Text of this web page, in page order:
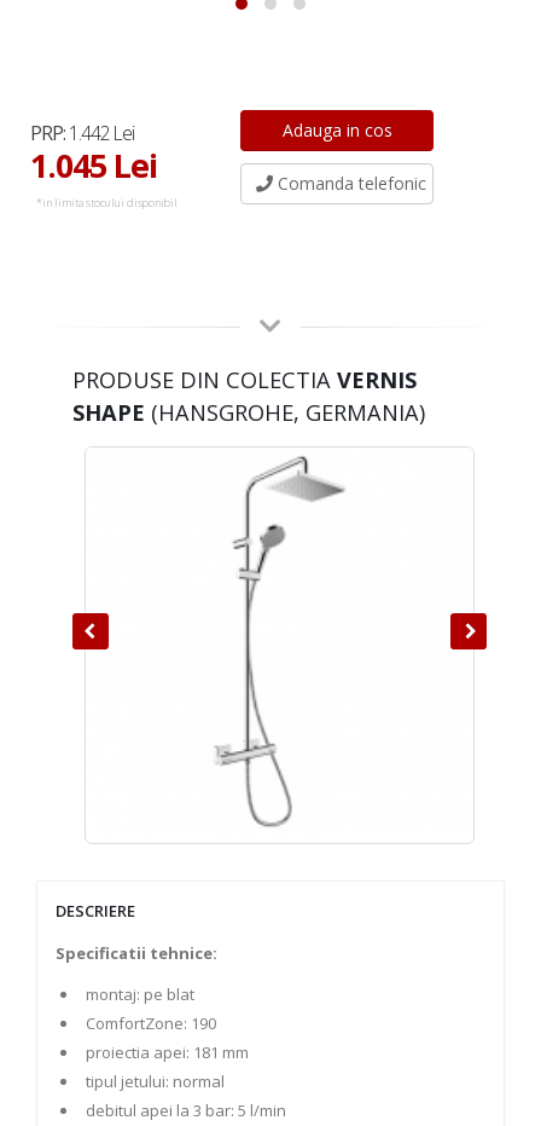
PRP:1.442 Lei
1.045 Lei
*in limita stocului disponibil
Comanda telefonic
PRODUSE DIN COLECTIA VERNIS
SHAPE (HANSGROHE, GERMANIA)
DESCRIERE
Specificatii tehnice:
montaj: pe blat
ComfortZone: 190
proiectia apei: 181 mm
tipul jetului: normal
debitul apei la 3 bar: 5 l/min